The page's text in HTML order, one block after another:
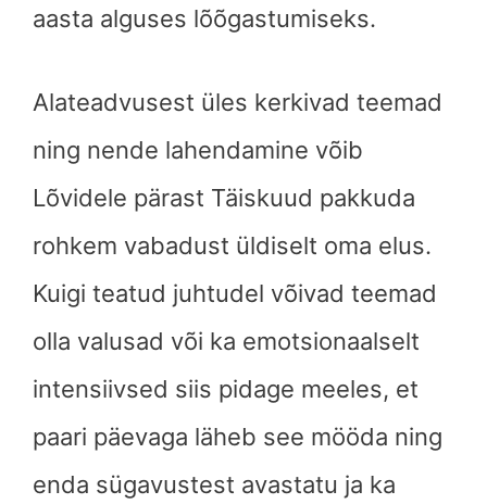
aasta alguses lõõgastumiseks.
Alateadvusest üles kerkivad teemad
ning nende lahendamine võib
Lõvidele pärast Täiskuud pakkuda
rohkem vabadust üldiselt oma elus.
Kuigi teatud juhtudel võivad teemad
olla valusad või ka emotsionaalselt
intensiivsed siis pidage meeles, et
paari päevaga läheb see mööda ning
enda sügavustest avastatu ja ka